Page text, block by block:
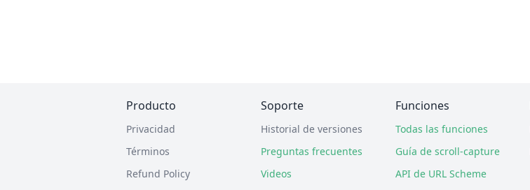
Producto
Privacidad
Términos
Refund Policy
Soporte
Historial de versiones
Preguntas frecuentes
Videos
Funciones
Todas las funciones
Guía de scroll-capture
API de URL Scheme